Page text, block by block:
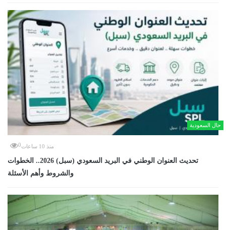
حال السعودية
منذ 10 ساعات 0
تحديث العنوان الوطني في البريد السعودي (سبل) 2026.. الخطوات
والشروط وأهم الأسئلة